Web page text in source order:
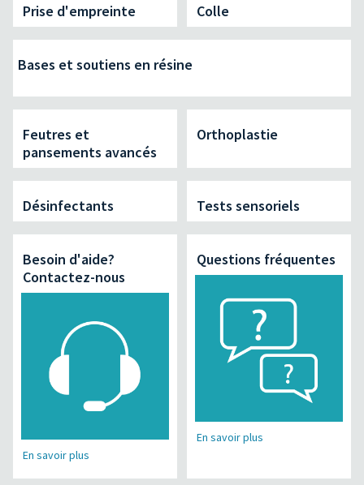
Prise d'empreinte Colle
Bases et soutiens en résine
Feutres et
pansements avancés
Orthoplastie
Désinfectants Tests sensoriels
Besoin d'aide?
Contactez-nous
En savoir plus
Questions fréquentes
En savoir plus